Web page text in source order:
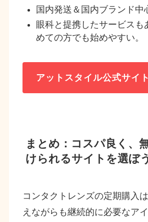
国内発送＆国内ブランド中
眼科と提携したサービスも
めての方でも始めやすい。
アットスタイル公式サイ
まとめ：コスパ良く、
けられるサイトを選ぼう
コンタクトレンズの定期購入
えながらも継続的に必要なア